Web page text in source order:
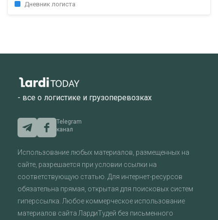
Дневник логиста
- все о логистике и грузоперевозках
Telegram
канал
Использование любых материалов, размещенных на
сайте, разрешается при условии ссылки на
соответствующую статью. Для интернет-ресурсов
обязательна прямая, открытая для поисковых систем
гиперссылка. Любое коммерческое использование
материалов сайта ЛардиТудей без письменного